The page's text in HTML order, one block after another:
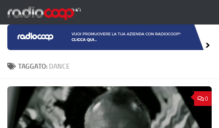
Salta al contenuto
TAGGATO: DANCE
0